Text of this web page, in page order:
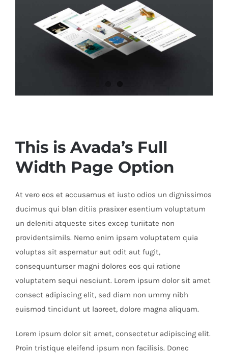
This is Avada’s Full
Width Page Option
At vero eos et accusamus et iusto odios un dignissimos
ducimus qui blan ditiis prasixer esentium voluptatum
un deleniti atqueste sites excep turiitate non
providentsimils. Nemo enim ipsam voluptatem quia
voluptas sit aspernatur aut odit aut fugit,
consequunturser magni dolores eos qui ratione
voluptatem sequi nesciunt. Lorem ipsum dolor sit amet
consect adipiscing elit, sed diam non ummy nibh
euismod tincidunt ut laoreet, dolore magna aliquam.
Lorem ipsum dolor sit amet, consectetur adipiscing elit.
Proin tristique eleifend ipsum non facilisis. Donec